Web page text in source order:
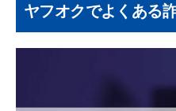
ヤフオクでよくある